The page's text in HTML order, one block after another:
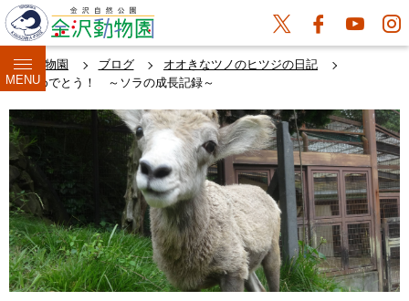
MENU
金沢動物園 ブログ
オオきなツノのヒツジの日記
1歳おめでとう！ ～ソラの成長記録～